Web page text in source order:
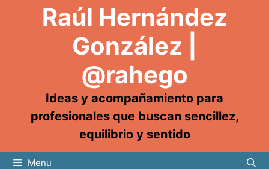
Raúl Hernández
González |
@rahego
Ideas y acompañamiento para
profesionales que buscan sencillez,
equilibrio y sentido
Menu